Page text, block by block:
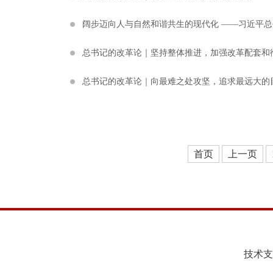
阔步迈向人与自然和谐共生的现代化 ——习近平
总书记的改革论｜坚持整体推进，加强改革配套和
总书记的改革论｜向最难之处攻坚，追求最远大的
首页 上一页
技术